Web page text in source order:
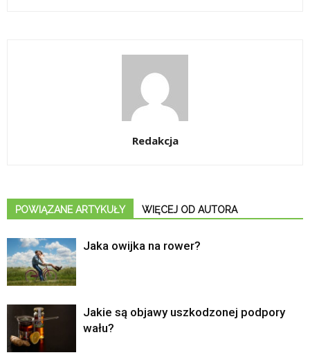
Redakcja
POWIĄZANE ARTYKUŁY WIĘCEJ OD AUTORA
Jaka owijka na rower?
Jakie są objawy uszkodzonej podpory
wału?